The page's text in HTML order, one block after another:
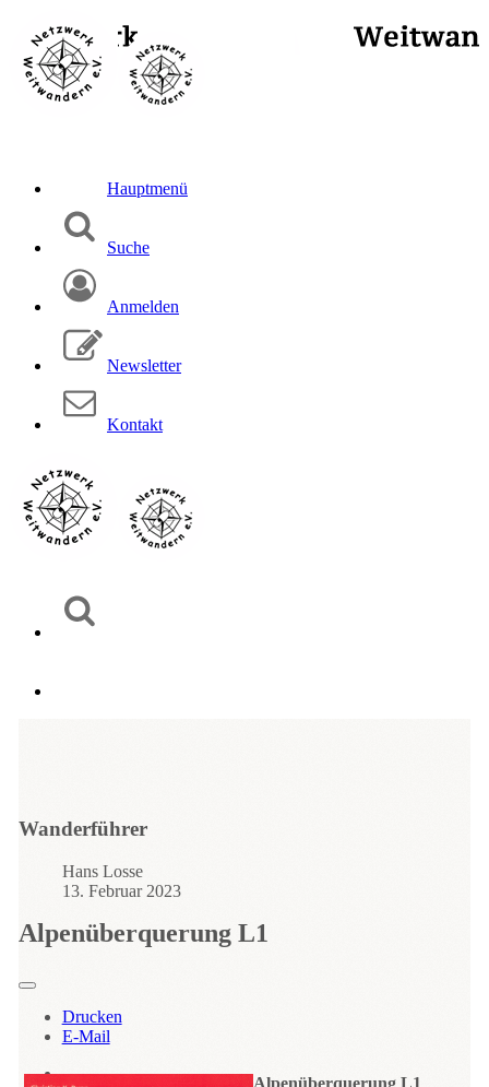
Hauptmenü
Suche
Anmelden
Newsletter
Kontakt
Wanderführer
Hans Losse
13. Februar 2023
Alpenüberquerung L1
Drucken
E-Mail
Alpenüberquerung L1